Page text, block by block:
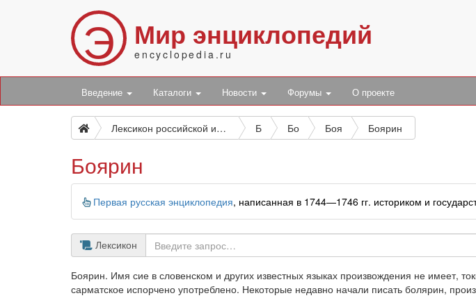
Э Мир энциклопедий
encyclopedia.ru
Введение Каталоги Новости Форумы О проекте
Лексикон российской исторической, географической, политической и гражданской Б Бо Боя Боярин
Боярин
Информация
Первая русская энциклопедия, написанная в 1744—1746 гг. историком и
Лексикон
Боярин. Имя сие в словенском и других известных языках произвождения не имеет,
сарматское испорчено употреблено. Некоторые недавно начали писать болярин,